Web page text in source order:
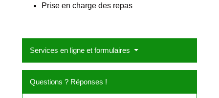
Prise en charge des repas
Services en ligne et formulaires
Questions ? Réponses !